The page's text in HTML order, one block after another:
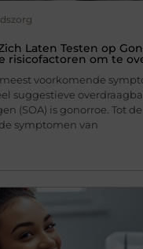
Laten Testen op
risicofactoren om te
voorkomende
suggestieve
(SOA) is gonorroe. Tot
symptomen van